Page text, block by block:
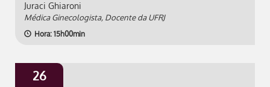
Juraci Ghiaroni
Médica Ginecologista, Docente da UFRJ
Hora: 15h00min
26